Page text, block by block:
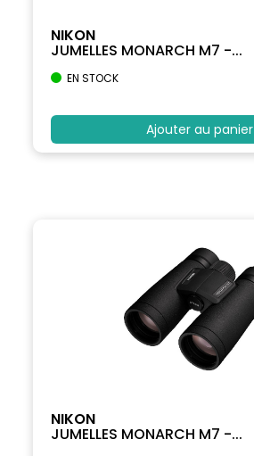
NIKON
JUMELLES MONARCH M7 -...
EN STOCK
Ajouter au panier
NIKON
JUMELLES MONARCH M7 -...